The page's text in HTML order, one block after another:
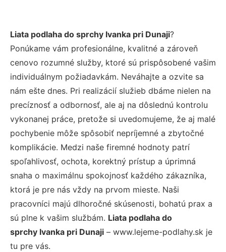
Liata podlaha do sprchy Ivanka pri Dunaji?
Ponúkame vám profesionálne, kvalitné a zároveň
cenovo rozumné služby, ktoré sú prispôsobené vašim
individuálnym požiadavkám. Neváhajte a ozvite sa
nám ešte dnes. Pri realizácií služieb dbáme nielen na
precíznosť a odbornosť, ale aj na dôslednú kontrolu
vykonanej práce, pretože si uvedomujeme, že aj malé
pochybenie môže spôsobiť nepríjemné a zbytočné
komplikácie. Medzi naše firemné hodnoty patrí
spoľahlivosť, ochota, korektný prístup a úprimná
snaha o maximálnu spokojnosť každého zákazníka,
ktorá je pre nás vždy na prvom mieste. Naši
pracovníci majú dlhoročné skúsenosti, bohatú prax a
sú plne k vašim službám. Liata podlaha do
sprchy Ivanka pri Dunaji – www.lejeme-podlahy.sk je
tu pre vás.